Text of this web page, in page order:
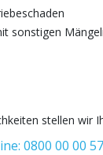
sonstigen
stellen wir
0800 00 00